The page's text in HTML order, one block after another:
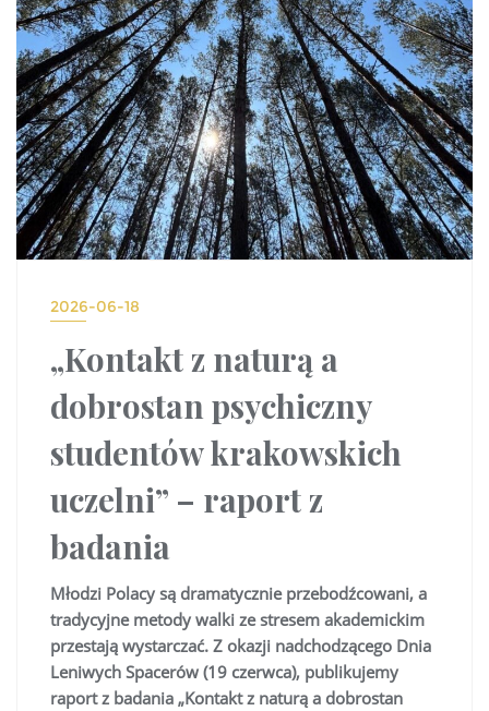
2026-06-18
„Kontakt z naturą a
dobrostan psychiczny
studentów krakowskich
uczelni” – raport z
badania
Młodzi Polacy są dramatycznie przebodźcowani, a
tradycyjne metody walki ze stresem akademickim
przestają wystarczać. Z okazji nadchodzącego Dnia
Leniwych Spacerów (19 czerwca), publikujemy
raport z badania „Kontakt z naturą a dobrostan